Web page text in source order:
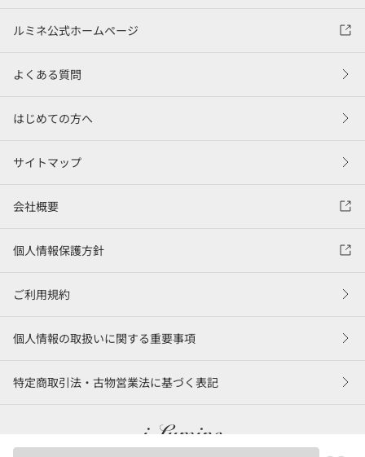
ルミネ公式ホームページ
よくある質問
はじめての方へ
サイトマップ
会社概要
個人情報保護方針
ご利用規約
個人情報の取扱いに関する重要事項
特定商取引法・古物営業法に基づく表記